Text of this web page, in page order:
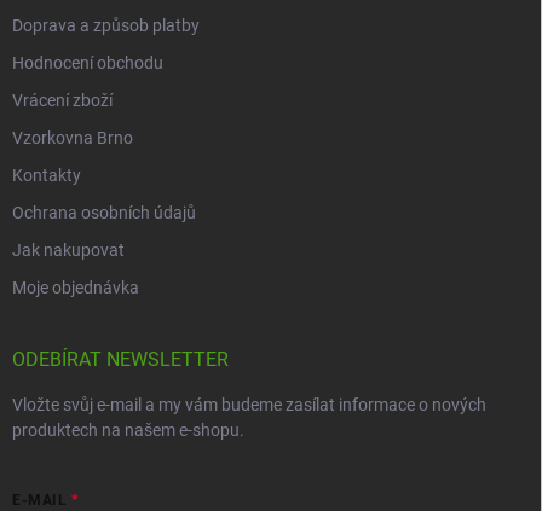
Doprava a způsob platby
Hodnocení obchodu
Vrácení zboží
Vzorkovna Brno
Kontakty
Ochrana osobních údajů
Jak nakupovat
Moje objednávka
ODEBÍRAT NEWSLETTER
Vložte svůj e-mail a my vám budeme zasílat informace o nových
produktech na našem e-shopu.
E-MAIL